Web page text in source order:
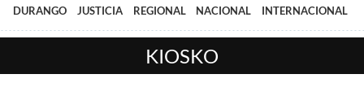
DURANGO JUSTICIA REGIONAL NACIONAL INTERNACIONAL
KIOSKO